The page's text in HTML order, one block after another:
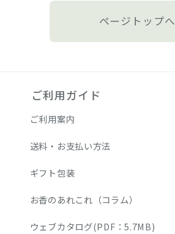
ページトップへ
ご利用ガイド
ご利用案内
送料・お支払い方法
ギフト包装
お香のあれこれ（コラム）
ウェブカタログ(PDF：5.7MB)